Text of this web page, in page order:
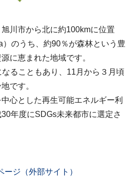
川市から北に約100kmに位置
）のうち、約90％が森林という豊
に恵まれた地域です。
ることもあり、11月から３月頃
です。
心とした再生可能エネルギー利
年度にSDGs未来都市に選定さ
ジ（外部サイト）